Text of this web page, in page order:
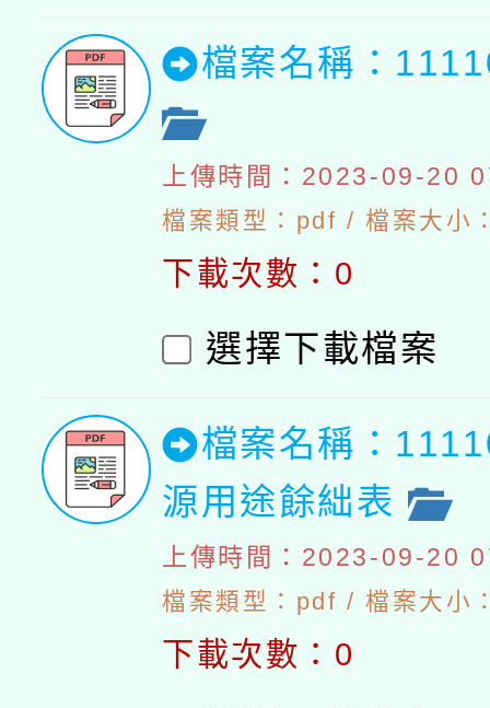
檔案名稱：
上傳時間：2023-09-20
檔案類型：pdf / 檔案大小
下載次數：0
選擇下載檔案
檔案名稱：
源用途餘絀表
上傳時間：2023-09-20
檔案類型：pdf / 檔案大小
下載次數：0